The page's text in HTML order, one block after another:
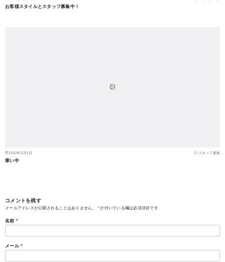
お客様スタイルとスタッフ募集中！
2012年2月1日 スタッフ募集
寒い中
コメントを残す
メールアドレスが公開されることはありません。 * が付いている欄は必須項目です
名前 *
メール *